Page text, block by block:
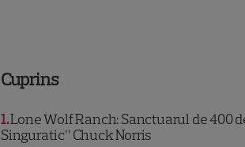
Cuprins
1Lone Wolf Ranch: Sanctuarul de 400
Singuratic” Chuck Norris